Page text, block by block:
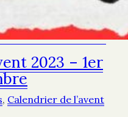
2023 – 1er
, Calendrier de l’avent